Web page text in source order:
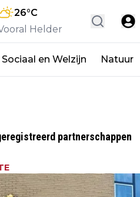
26°C
Helder
Sociaal en Welzijn Natuur
partnerschappen